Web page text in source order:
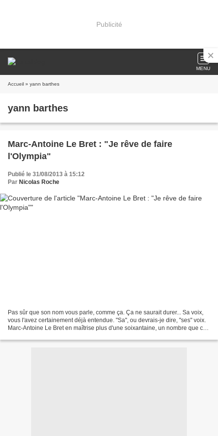
Publicité
MENU
Accueil » yann barthes
yann barthes
Marc-Antoine Le Bret : "Je rêve de faire
l'Olympia"
Publié le 31/08/2013 à 15:12
Par Nicolas Roche
Pas sûr que son nom vous parle, comme ça. Ça ne saurait durer... Sa voix,
vous l'avez certainement déjà entendue. "Sa", ou devrais-je dire, "ses" voix.
Marc-Antoine Le Bret en maîtrise plus d'une soixantaine, un nombre que ce